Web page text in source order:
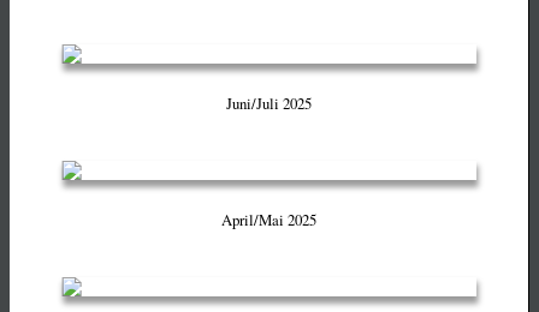
Juni/Juli 2025
April/Mai 2025